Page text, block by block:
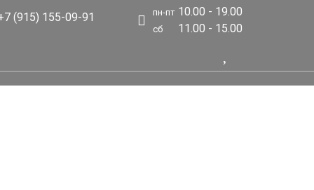
(915) 155-09-91 пн-пт 10.00 - 19.00
сб 11.00 - 15.00